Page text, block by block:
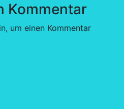
Kommentar
um einen Kommentar